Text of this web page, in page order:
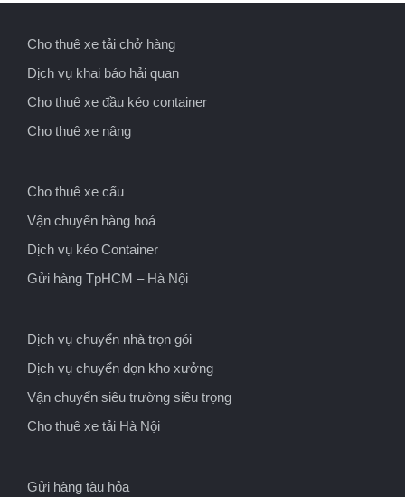
Cho thuê xe tải chở hàng
Dịch vụ khai báo hải quan
Cho thuê xe đầu kéo container
Cho thuê xe nâng
Cho thuê xe cẩu
Vận chuyển hàng hoá
Dịch vụ kéo Container
Gửi hàng TpHCM – Hà Nội
Dịch vụ chuyển nhà trọn gói
Dịch vụ chuyển dọn kho xưởng
Vận chuyển siêu trường siêu trọng
Cho thuê xe tải Hà Nội
Gửi hàng tàu hỏa